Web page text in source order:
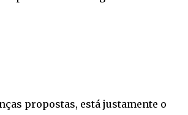
propostas, está justamente o